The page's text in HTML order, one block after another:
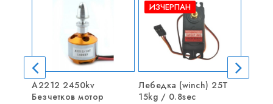
A2212 2450kv
Безчетков мотор
ИЗЧЕРПАН
Лебедка (winch) 25T
15kg / 0.8sec